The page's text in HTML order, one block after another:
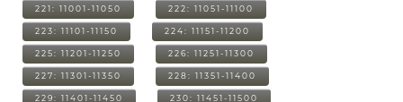
221: 11001-11050 222: 11051-11100
223: 11101-11150 224: 11151-11200
225: 11201-11250 226: 11251-11300
227: 11301-11350 228: 11351-11400
229: 11401-11450 230: 11451-11500